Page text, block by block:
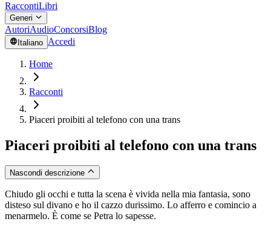
RaccontiLibri
Generi
AutoriAudioConcorsiBlog
Italiano Accedi
Home
Racconti
Piaceri proibiti al telefono con una trans
Piaceri proibiti al telefono con una trans
Nascondi descrizione
Chiudo gli occhi e tutta la scena è vivida nella mia fantasia, sono
disteso sul divano e ho il cazzo durissimo. Lo afferro e comincio a
menarmelo. È come se Petra lo sapesse.